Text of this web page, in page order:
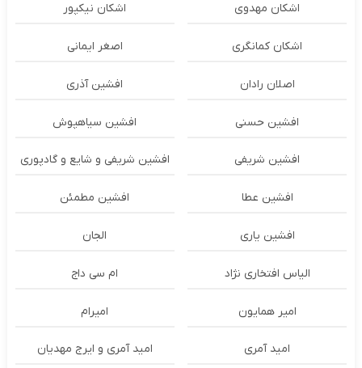
اشکان مهدوی اشکان نیکپور
اشکان‌ کمانگری اصغر ایمانی
اصلان رادان افشین آذری
افشین حسنی افشین سیاهپوش
افشین شریفی افشین شریفی و شایع و گادپوری
افشین عطا افشین مطمئن
افشین یاری الجان
الیاس افتخاری نژاد ام سی داج
امير همايون اميرام
امید آمری امید آمری و ایرج مهدیان